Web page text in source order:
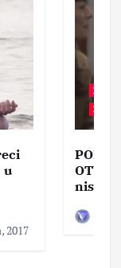
u
2017
BEZ
nisam